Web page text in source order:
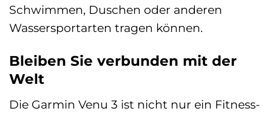
Schwimmen, Duschen oder anderen
Wassersportarten tragen können.
Bleiben Sie verbunden mit der
Welt
Die Garmin Venu 3 ist nicht nur ein Fitness-